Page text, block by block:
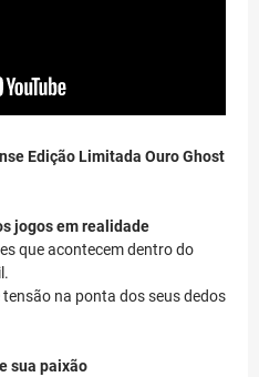
Edição Limitada Ouro Ghost
jogos em realidade
que acontecem dentro do
na ponta dos seus dedos
sua paixão